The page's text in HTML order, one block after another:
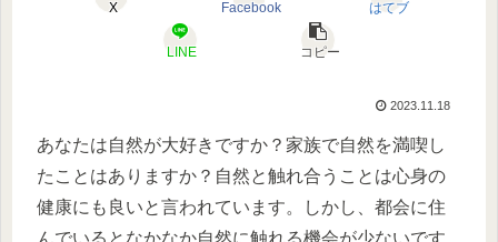
X Facebook はてブ
LINE コピー
2023.11.18
あなたは自然が大好きですか？家族で自然を満喫し
たことはありますか？自然と触れ合うことは心身の
健康にも良いと言われています。しかし、都会に住